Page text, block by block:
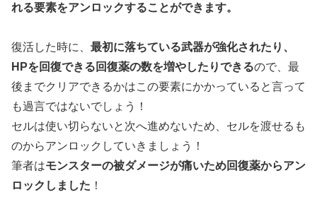
れる要素をアンロックすることができます。
復活した時に、 最初に落ちている武器が強化されたり、
HPを回復できる回復薬の数を増やしたりできるので、最
後までクリアできるかはこの要素にかかっていると言って
も過言ではないでしょう！
セルは使い切らないと次へ進めないため、セルを渡せるも
のからアンロックしていきましょう！
筆者はモンスターの被ダメージが痛いため回復薬からアン
ロックしました ！